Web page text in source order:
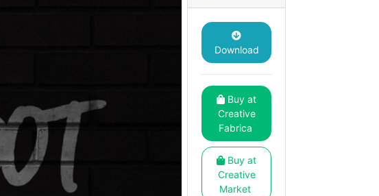
Download
Buy at
Creative
Fabrica
Buy at
Creative
Market